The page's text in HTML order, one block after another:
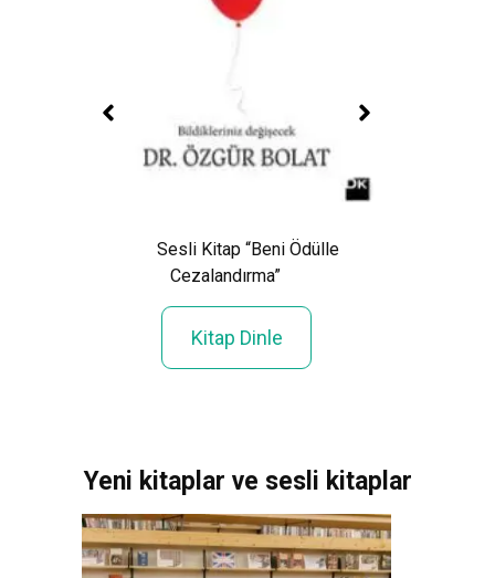
Sesli Kitap “Beni Ödülle
Cezalandırma”
Kitap Dinle
Yeni kitaplar ve sesli kitaplar